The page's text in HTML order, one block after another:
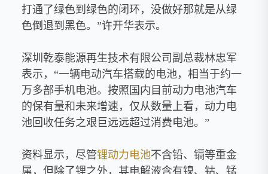
打通了绿色到绿色的闭环，没做好那就是从绿
色倒退到黑色。”许开华表示。
深圳乾泰能源再生技术有限公司副总裁林忠军
表示，“一辆电动汽车搭载的电池，相当于约一
万多部手机电池。按照国内目前动力电池汽车
的保有量和未来增速，仅从数量上看，动力电
池回收任务之艰巨远远超过消费电池。”
资料显示，尽管锂动力电池不含铅、镉等重金
属，但除了锂之外，其电解液含有镍、钴、锰